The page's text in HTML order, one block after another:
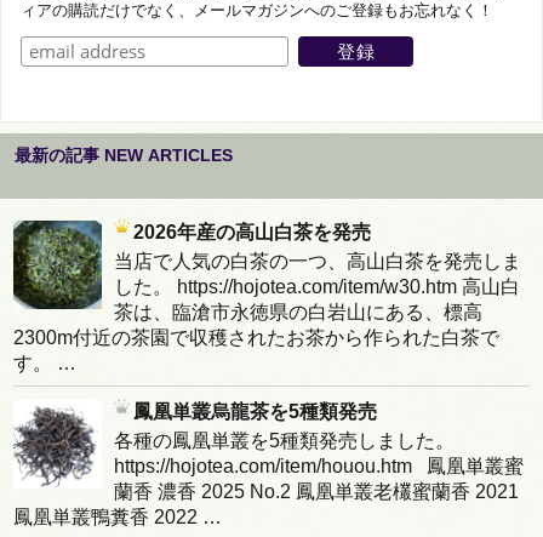
ィアの購読だけでなく、メールマガジンへのご登録もお忘れなく！
最新の記事 NEW ARTICLES
2026年産の高山白茶を発売
当店で人気の白茶の一つ、高山白茶を発売しま
した。 https://hojotea.com/item/w30.htm 高山白
茶は、臨滄市永徳県の白岩山にある、標高
2300m付近の茶園で収穫されたお茶から作られた白茶で
す。 …
鳳凰単叢烏龍茶を5種類発売
各種の鳳凰単叢を5種類発売しました。
https://hojotea.com/item/houou.htm 鳳凰単叢蜜
蘭香 濃香 2025 No.2 鳳凰単叢老欉蜜蘭香 2021
鳳凰単叢鴨糞香 2022 …